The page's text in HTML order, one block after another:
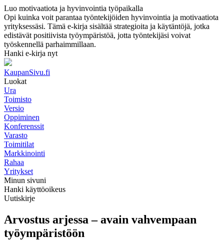
Luo motivaatiota ja hyvinvointia työpaikalla
Opi kuinka voit parantaa työntekijöiden hyvinvointia ja motivaatiota
yrityksessäsi. Tämä e-kirja sisältää strategioita ja käytäntöjä, jotka
edistävät positiivista työympäristöä, jotta työntekijäsi voivat
työskennellä parhaimmillaan.
Hanki e-kirja nyt
KaupanSivu.fi
Luokat
Ura
Toimisto
Versio
Oppiminen
Konferenssit
Varasto
Toimitilat
Markkinointi
Rahaa
Yritykset
Minun sivuni
Hanki käyttöoikeus
Uutiskirje
Arvostus arjessa – avain vahvempaan
työympäristöön